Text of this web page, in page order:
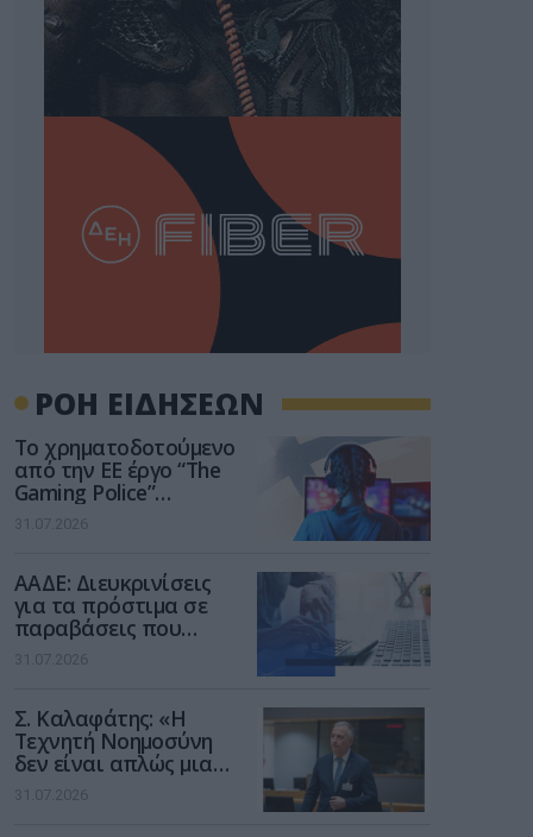
ΡΟΗ ΕΙΔΗΣΕΩΝ
Το χρηματοδοτούμενο
από την ΕΕ έργο “The
Gaming Police”
ενισχύει την ασφάλεια
των παιδιών στο
31.07.2026
ΑΑΔΕ: Διευκρινίσεις
για τα πρόστιμα σε
παραβάσεις που
αφορούν τους ΦΗΜ
31.07.2026
Σ. Καλαφάτης: «Η
Τεχνητή Νοημοσύνη
δεν είναι απλώς μια
νέα τεχνολογία, είναι
μια νέα βιομηχανική
31.07.2026